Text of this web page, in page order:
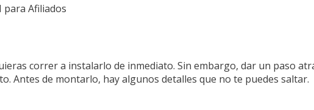
para Afiliados
correr a instalarlo de inmediato. Sin embargo, dar un paso
Antes de montarlo, hay algunos detalles que no te puedes saltar.